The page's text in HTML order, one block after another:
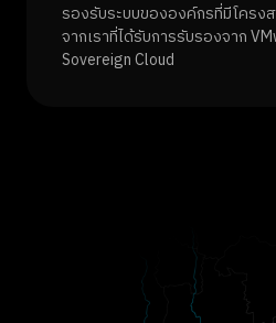
รองรับระบบขององค์กรที่มีโครง
จากเราที่ได้รับการรับรองจาก
Sovereign Cloud